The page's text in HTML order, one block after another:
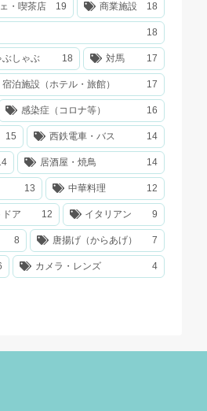
・喫茶店 19 商業施設 18
18
ぶしゃぶ 18 対馬 17
宿泊施設（ホテル・旅館） 17
感染症（コロナ等） 16
15 西鉄電車・バス 14
居酒屋・焼鳥 14
13 中華料理 12
ア 12 イタリアン 9
8 唐揚げ（からあげ） 7
カメラ・レンズ 4